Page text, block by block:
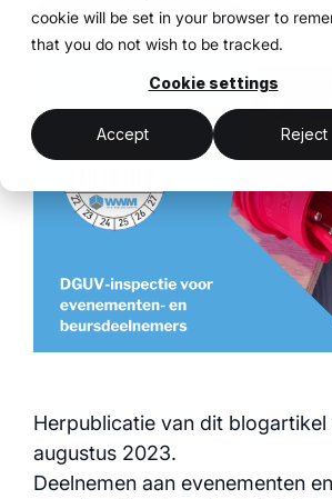
cookie will be set in your browser to
that you do not wish to be tracked.
Cookie settings
Accept Reject
standaardiseren en
schaalbaar willen
aansturen..
één systeem in
van losse
oplossingen
duidelijke
voor alle events
volledige
transparantie en
controle
structuur.
centraal platform
(myWWM)
modulaire
beursstands
geïntegreerde
logistiek
gefundeerde
beslissingen
services:
willen structureren.
minder afstemming
meer controle
over alle locaties
ontwikkeld en
beheerd door
de WWM
Groep.
Duurzaamheid & naleving
Herpublicatie van dit blogartikel
augustus 2023.
Deelnemen aan evenementen